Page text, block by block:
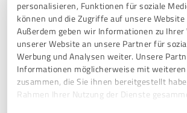
personalisieren, Funktionen für soziale
können und die Zugriffe auf unsere Website
Außerdem geben wir Informationen zu Ihrer
unserer Website an unsere Partner für
Werbung und Analysen weiter. Unsere
Informationen möglicherweise mit weiteren
zusammen, die Sie ihnen bereitgestellt
Rahmen Ihrer Nutzung der Dienste
Erfahrungsbericht & Bewertung zu:
People Skills Day 2026 in Nürnberg:
Erfolgreiche Führung in stürmischen
11.03.2026 Anika Schlegel
Kommentar von BEITRAINING